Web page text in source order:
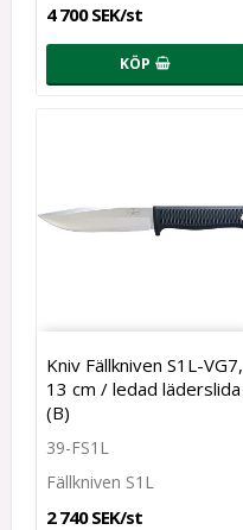
4 700 SEK/st
KÖP
Kniv Fällkniven S1L-VG7,
13 cm / ledad läderslida
(B)
39-FS1L
Fällkniven S1L
2 740 SEK/st